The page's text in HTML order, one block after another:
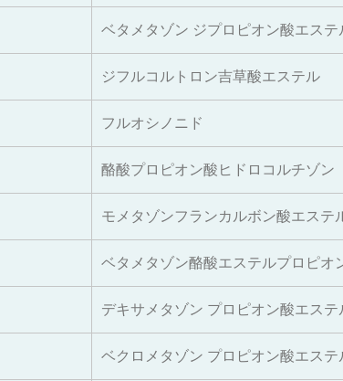
ベタメタゾン ジプロピオン酸エステ
ジフルコルトロン吉草酸エステル
フルオシノニド
酪酸プロピオン酸ヒドロコルチゾン
モメタゾンフランカルボン酸エステ
ベタメタゾン酪酸エステルプロピオ
デキサメタゾン プロピオン酸エステ
ベクロメタゾン プロピオン酸エステ